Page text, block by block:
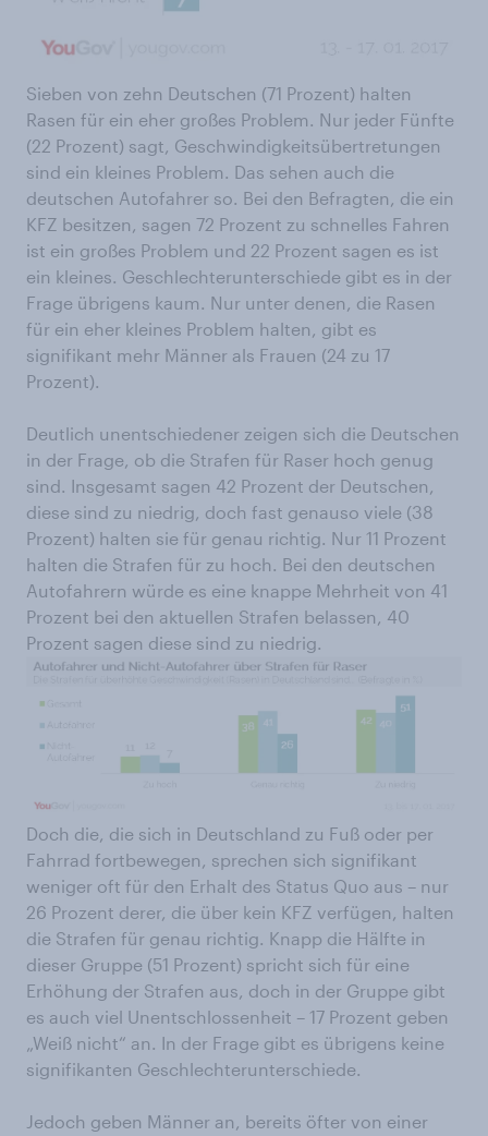
Sieben von zehn Deutschen (71 Prozent) halten
Rasen für ein eher großes Problem. Nur jeder Fünfte
(22 Prozent) sagt, Geschwindigkeitsübertretungen
sind ein kleines Problem. Das sehen auch die
deutschen Autofahrer so. Bei den Befragten, die ein
KFZ besitzen, sagen 72 Prozent zu schnelles Fahren
ist ein großes Problem und 22 Prozent sagen es ist
ein kleines. Geschlechterunterschiede gibt es in der
Frage übrigens kaum. Nur unter denen, die Rasen
für ein eher kleines Problem halten, gibt es
signifikant mehr Männer als Frauen (24 zu 17
Prozent).
Deutlich unentschiedener zeigen sich die Deutschen
in der Frage, ob die Strafen für Raser hoch genug
sind. Insgesamt sagen 42 Prozent der Deutschen,
diese sind zu niedrig, doch fast genauso viele (38
Prozent) halten sie für genau richtig. Nur 11 Prozent
halten die Strafen für zu hoch. Bei den deutschen
Autofahrern würde es eine knappe Mehrheit von 41
Prozent bei den aktuellen Strafen belassen, 40
Prozent sagen diese sind zu niedrig.
Doch die, die sich in Deutschland zu Fuß oder per
Fahrrad fortbewegen, sprechen sich signifikant
weniger oft für den Erhalt des Status Quo aus – nur
26 Prozent derer, die über kein KFZ verfügen, halten
die Strafen für genau richtig. Knapp die Hälfte in
dieser Gruppe (51 Prozent) spricht sich für eine
Erhöhung der Strafen aus, doch in der Gruppe gibt
es auch viel Unentschlossenheit – 17 Prozent geben
„Weiß nicht“ an. In der Frage gibt es übrigens keine
signifikanten Geschlechterunterschiede.
Jedoch geben Männer an, bereits öfter von einer